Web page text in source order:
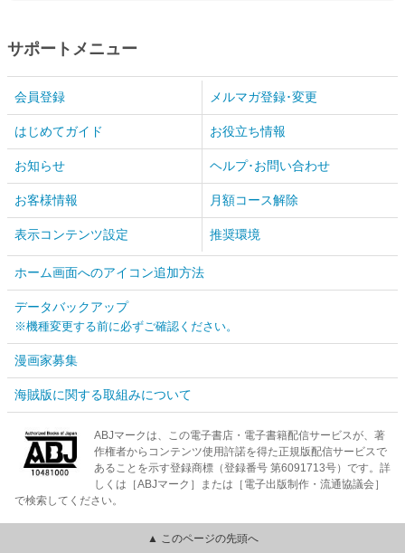
サポートメニュー
会員登録 メルマガ登録･変更
はじめてガイド お役立ち情報
お知らせ ヘルプ･お問い合わせ
お客様情報 月額コース解除
表示コンテンツ設定 推奨環境
ホーム画面へのアイコン追加方法
データバックアップ
※機種変更する前に必ずご確認ください。
漫画家募集
海賊版に関する取組みについて
ABJマークは、この電子書店・電子書籍配信サービスが、著
作権者からコンテンツ使用許諾を得た正規版配信サービスで
あることを示す登録商標（登録番号 第6091713号）です。詳
しくは［ABJマーク］または［電子出版制作・流通協議会］
で検索してください。
▲ このページの先頭へ